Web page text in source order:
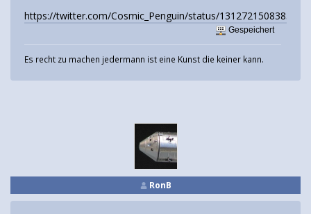
https://twitter.com/Cosmic_Penguin/status/
Gespeichert
Es recht zu machen jedermann ist eine Kunst die keiner kann.
RonB